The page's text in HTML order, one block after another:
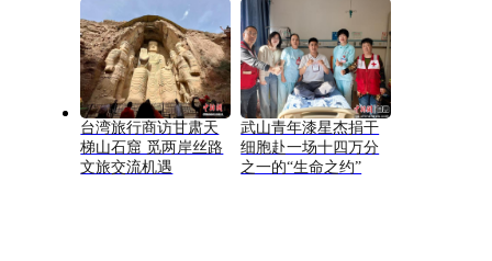
台湾旅行商访甘肃天
梯山石窟 觅两岸丝路
文旅交流机遇
武山青年漆星杰捐干
细胞赴一场十四万分
之一的“生命之约”